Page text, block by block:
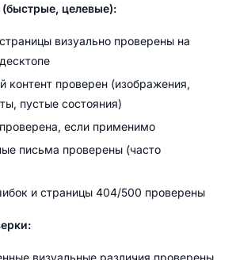
целевые):
визуально проверены на
контент проверен (изображения,
пустые состояния)
если применимо
письма проверены (часто
и страницы 404/500 проверены
визуальные различия проверены